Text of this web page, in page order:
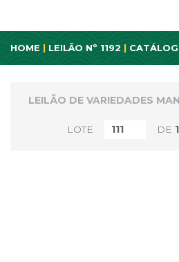
HOME | LEILÃO Nº 1192 |
LOTE DE